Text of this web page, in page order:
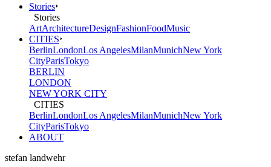
Stories
Stories
ArtArchitectureDesignFashionFoodMusic
CITIES
BerlinLondonLos AngelesMilanMunichNew York
CityParisTokyo
BERLIN
LONDON
NEW YORK CITY
CITIES
BerlinLondonLos AngelesMilanMunichNew York
CityParisTokyo
ABOUT
stefan landwehr